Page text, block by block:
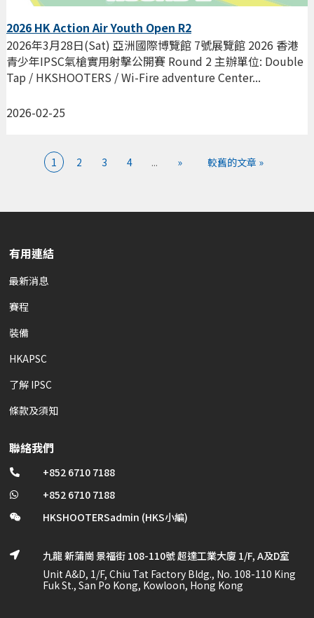
2026 HK Action Air Youth Open R2
2026-02-25
2026年3月28日(Sat) 亞洲國際博覽館 7號展覽館 2026 香港
青少年IPSC氣槍實用射擊公開賽 Round 2 主辦單位: Double
Tap / HKSHOOTERS / Wi-Fire adventure Center...
1 2 3 4 ... » 較舊的文章 »
有用連結
最新消息
賽程
裝備
HKAPSC
了解 IPSC
條款及須知
聯絡我們
 +852 6710 7188
 +852 6710 7188
 HKSHOOTERSadmin (HKS小編)

九龍 新蒲崗 景福街 108-110號 超達工業大廈 1/F, A及D室
Unit A&D, 1/F, Chiu Tat Factory Bldg., No. 108-110 King
Fuk St., San Po Kong, Kowloon, Hong Kong